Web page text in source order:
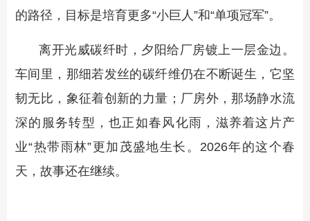
的路径，目标是培育更多“小巨人”和“单项冠军”。
离开光威碳纤时，夕阳给厂房镀上一层金边。
车间里，那细若发丝的碳纤维仍在不断诞生，它坚
韧无比，象征着创新的力量；厂房外，那场静水流
深的服务转型，也正如春风化雨，滋养着这片产
业“热带雨林”更加茂盛地生长。2026年的这个春
天，故事还在继续。